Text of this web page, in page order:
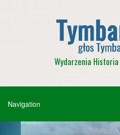
Wydarzenia